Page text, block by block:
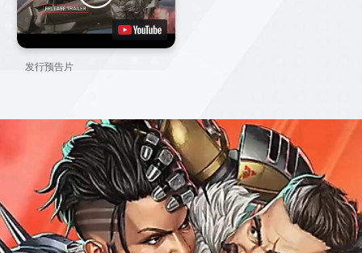
发行预告片